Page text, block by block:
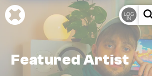
Cookie-Einstellungen
LOG
IN
Featured Artist